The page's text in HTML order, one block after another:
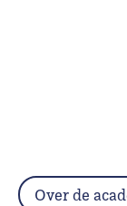
Over de